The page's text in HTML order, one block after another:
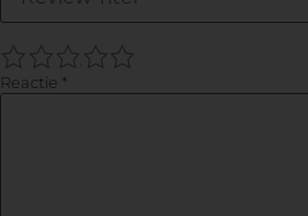
5
4
3
2
Reactie *